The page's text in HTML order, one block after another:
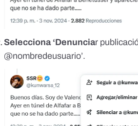
Selecciona ‘Denunciar
@nombredeusuario’.